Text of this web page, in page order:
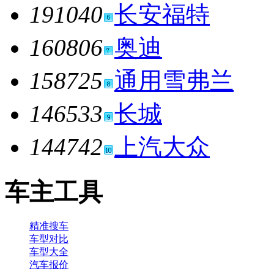
191040 长安福特
160806 奥迪
158725 通用雪弗兰
146533 长城
144742
上汽大众
车主工具
精准搜车
车型对比
车型大全
汽车报价